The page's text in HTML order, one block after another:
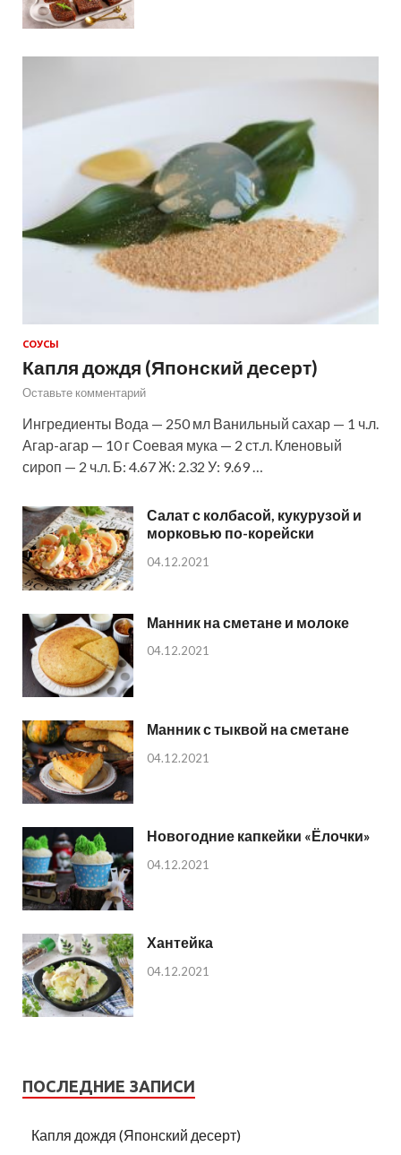
СОУСЫ
Капля дождя (Японский десерт)
Оставьте комментарий
Ингредиенты Вода — 250 мл Ванильный сахар — 1 ч.л.
Агар-агар — 10 г Соевая мука — 2 ст.л. Кленовый
сироп — 2 ч.л. Б: 4.67 Ж: 2.32 У: 9.69 …
Салат с колбасой, кукурузой и
морковью по-корейски
04.12.2021
Манник на сметане и молоке
04.12.2021
Манник с тыквой на сметане
04.12.2021
Новогодние капкейки «Ёлочки»
04.12.2021
Хантейка
04.12.2021
ПОСЛЕДНИЕ ЗАПИСИ
Капля дождя (Японский десерт)